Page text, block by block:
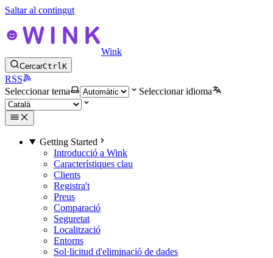
Saltar al contingut
Wink
CercarCtrlK
RSS
Seleccionar tema
Seleccionar idioma
Getting Started
Introducció a Wink
Característiques clau
Clients
Registra't
Preus
Comparació
Seguretat
Localització
Entorns
Sol·licitud d'eliminació de dades